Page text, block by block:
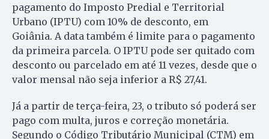
pagamento do Imposto Predial e Territorial
Urbano (IPTU) com 10% de desconto, em
Goiânia. A data também é limite para o pagamento
da primeira parcela. O IPTU pode ser quitado com
desconto ou parcelado em até 11 vezes, desde que o
valor mensal não seja inferior a R$ 27,41.
Já a partir de terça-feira, 23, o tributo só poderá ser
pago com multa, juros e correção monetária.
Segundo o Código Tributário Municipal (CTM) em